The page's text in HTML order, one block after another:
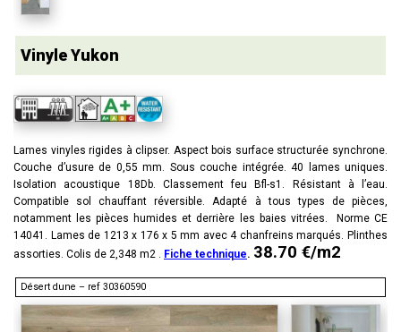
Vinyle Yukon
Lames vinyles rigides à clipser. Aspect bois surface structurée synchrone.
Couche d’usure de 0,55 mm. Sous couche intégrée. 40 lames uniques.
Isolation acoustique 18Db. Classement feu Bfl-s1. Résistant à l’eau.
Compatible sol chauffant réversible. Adapté à tous types de pièces,
notamment les pièces humides et derrière les baies vitrées. Norme CE
14041. Lames de 1213 x 176 x 5 mm avec 4 chanfreins marqués. Plinthes
assorties. Colis de 2,348 m2 . Fiche technique. 38.70 €/m2
Désert dune – ref 30360590